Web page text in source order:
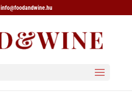
info@foodandwine.hu